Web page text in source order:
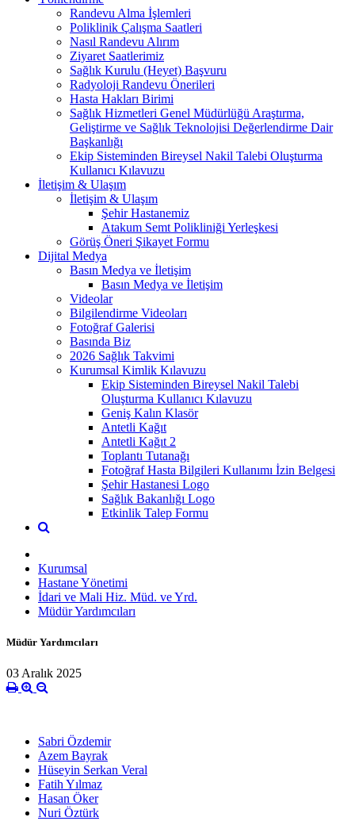
Randevu Alma İşlemleri
Poliklinik Çalışma Saatleri
Nasıl Randevu Alırım
Ziyaret Saatlerimiz
Sağlık Kurulu (Heyet) Başvuru
Radyoloji Randevu Önerileri
Hasta Hakları Birimi
Sağlık Hizmetleri Genel Müdürlüğü Araştırma,
Geliştirme ve Sağlık Teknolojisi Değerlendirme Dair
Başkanlığı
Ekip Sisteminden Bireysel Nakil Talebi Oluşturma
Kullanıcı Kılavuzu
İletişim & Ulaşım
İletişim & Ulaşım
Şehir Hastanemiz
Atakum Semt Polikliniği Yerleşkesi
Görüş Öneri Şikayet Formu
Dijital Medya
Basın Medya ve İletişim
Basın Medya ve İletişim
Videolar
Bilgilendirme Videoları
Fotoğraf Galerisi
Basında Biz
2026 Sağlık Takvimi
Kurumsal Kimlik Kılavuzu
Ekip Sisteminden Bireysel Nakil Talebi
Oluşturma Kullanıcı Kılavuzu
Geniş Kalın Klasör
Antetli Kağıt
Antetli Kağıt 2
Toplantı Tutanağı
Fotoğraf Hasta Bilgileri Kullanımı İzin Belgesi
Şehir Hastanesi Logo
Sağlık Bakanlığı Logo
Etkinlik Talep Formu
Kurumsal
Hastane Yönetimi
İdari ve Mali Hiz. Müd. ve Yrd.
Müdür Yardımcıları
Müdür Yardımcıları
03 Aralık 2025
Sabri Özdemir
Azem Bayrak
Hüseyin Serkan Veral
Fatih Yılmaz
Hasan Öker
Nuri Öztürk